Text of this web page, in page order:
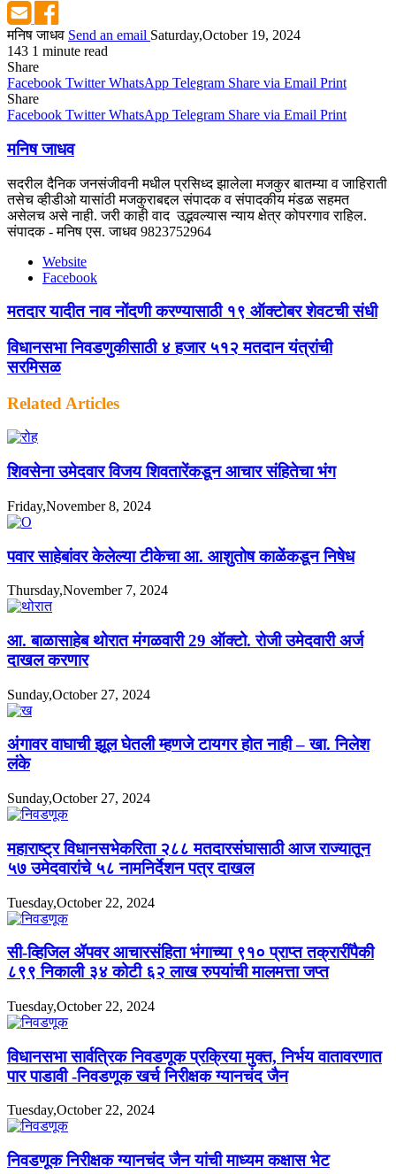
मनिष जाधव Send an email Saturday,October 19, 2024
143 1 minute read
Share
Facebook Twitter WhatsApp Telegram Share via Email Print
Share
Facebook Twitter WhatsApp Telegram Share via Email Print
मनिष जाधव
सदरील दैनिक जनसंजीवनी मधील प्रसिध्द झालेला मजकुर बातम्या व जाहिराती
तसेच व्हीडीओ यासांठी मजकुराबद्दल संपादक व संपादकीय मंडळ सहमत
असेलच असे नाही. जरी काही वाद उद्भवल्यास न्याय क्षेत्र कोपरगाव राहिल.
संपादक - मनिष एस. जाधव 9823752964
Website
Facebook
मतदार यादीत नाव नोंदणी करण्यासाठी १९ ऑक्टोबर शेवटची संधी
विधानसभा निवडणुकीसाठी ४ हजार ५१२ मतदान यंत्रांची
सरमिसळ
Related Articles
शिवसेना उमेदवार विजय शिवतारेंकडून आचार संहितेचा भंग
Friday,November 8, 2024
पवार साहेबांवर केलेल्या टीकेचा आ. आशुतोष काळेंकडून निषेध
Thursday,November 7, 2024
आ. बाळासाहेब थोरात मंगळवारी 29 ऑक्टो. रोजी उमेदवारी अर्ज
दाखल करणार
Sunday,October 27, 2024
अंगावर वाघाची झूल घेतली म्हणजे टायगर होत नाही – खा. निलेश
लंके
Sunday,October 27, 2024
महाराष्ट्र विधानसभेकरिता २८८ मतदारसंघासाठी आज राज्यातून
५७ उमेदवारांचे ५८ नामनिर्देशन पत्र दाखल
Tuesday,October 22, 2024
सी-व्हिजिल ॲपवर आचारसंहिता भंगाच्या ९१० प्राप्त तक्रारींपैकी
८९९ निकाली ३४ कोटी ६२ लाख रुपयांची मालमत्ता जप्त
Tuesday,October 22, 2024
विधानसभा सार्वत्रिक निवडणूक प्रक्रिया मुक्त, निर्भय वातावरणात
पार पाडावी -निवडणूक खर्च निरीक्षक ग्यानचंद जैन
Tuesday,October 22, 2024
निवडणूक निरीक्षक ग्यानचंद जैन यांची माध्यम कक्षास भेट